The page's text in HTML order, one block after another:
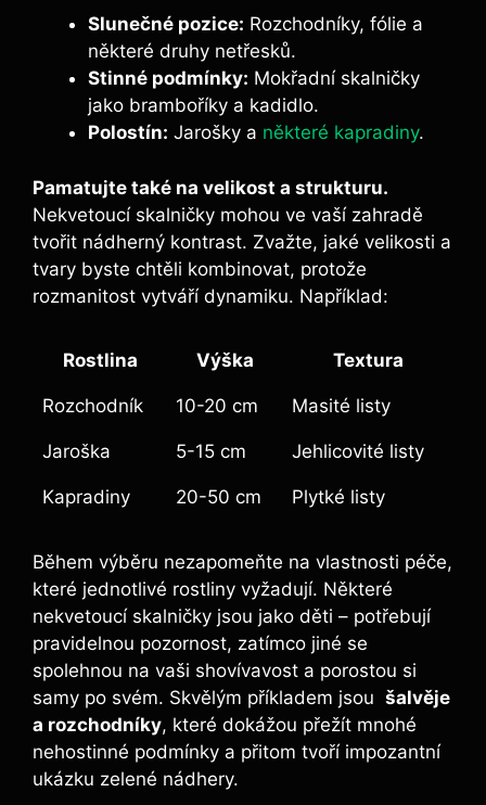
Slunečné pozice: Rozchodníky,⁣ fólie a
některé druhy netřesků.
Stinné podmínky: Mokřadní skalničky
jako bramboříky a kadidlo.
Polostín: Jarošky a některé kapradiny.
Pamatujte také na velikost ‍a strukturu.
Nekvetoucí skalničky mohou ve vaší‍ zahradě
tvořit nádherný kontrast. Zvažte, jaké⁤ velikosti a
tvary byste chtěli⁢ kombinovat, protože
rozmanitost vytváří ​dynamiku. Například:
Rostlina Výška Textura
Rozchodník 10-20 cm Masité listy
Jaroška 5-15 ‍cm Jehlicovité listy
Kapradiny 20-50 cm Plytké listy
Během výběru ​nezapomeňte na vlastnosti ⁢péče,
které jednotlivé rostliny vyžadují. Některé
nekvetoucí skalničky jsou jako děti – potřebují
pravidelnou⁣ pozornost, zatímco jiné⁣ se
spolehnou na vaši ​shovívavost a porostou si
samy po svém. Skvělým⁤ příkladem jsou ⁣ šalvěje
a rozchodníky, které dokážou ‍přežít mnohé
nehostinné podmínky a přitom tvoří impozantní⁣
ukázku zelené nádhery.